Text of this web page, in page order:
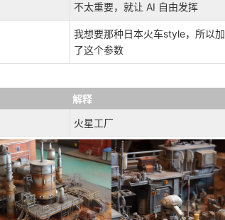
不太重要，就让 AI 自由发挥
我想要那种日本火车style，所以加
了这个参数
解释
火星工厂